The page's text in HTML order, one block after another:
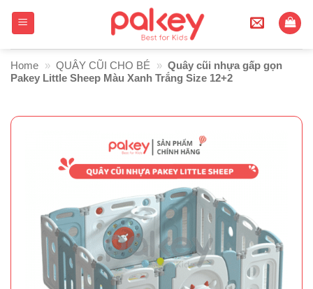
Home » QUÂY CŨI CHO BÉ » Quây cũi nhựa gấp gọn
Pakey Little Sheep Màu Xanh Trắng Size 12+2